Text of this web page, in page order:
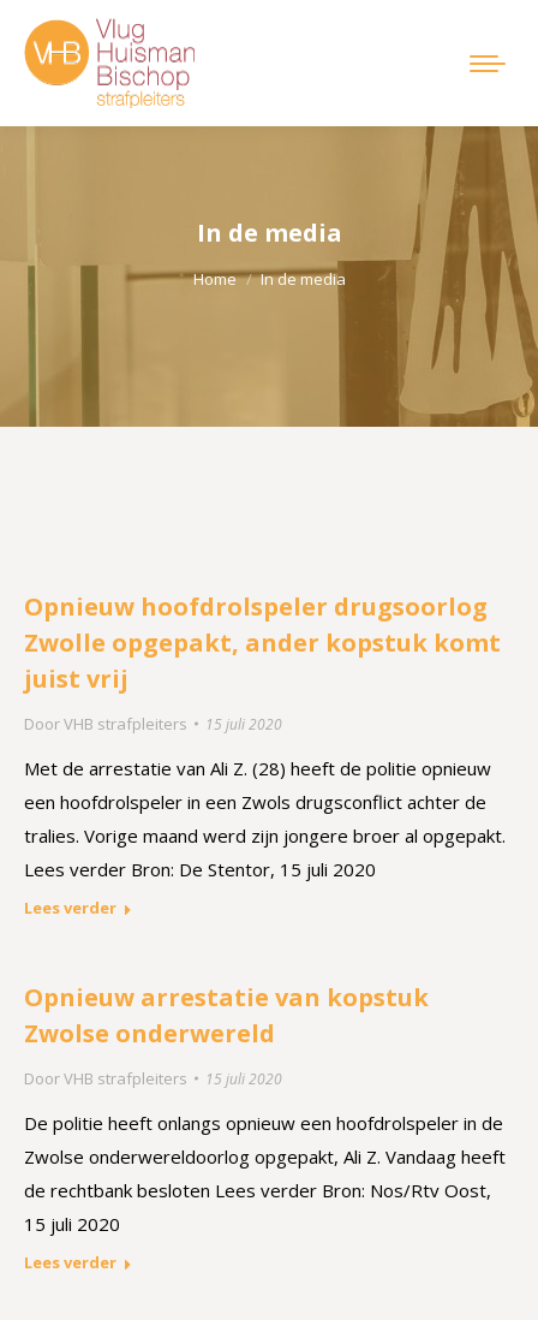
In de media
Home In de media
Opnieuw hoofdrolspeler drugsoorlog
Zwolle opgepakt, ander kopstuk komt
juist vrij
DoorVHB strafpleiters 15 juli 2020
Met de arrestatie van Ali Z. (28) heeft de politie opnieuw
een hoofdrolspeler in een Zwols drugsconflict achter de
tralies. Vorige maand werd zijn jongere broer al opgepakt.
Lees verder Bron: De Stentor, 15 juli 2020
Lees verder
Opnieuw arrestatie van kopstuk
Zwolse onderwereld
DoorVHB strafpleiters 15 juli 2020
De politie heeft onlangs opnieuw een hoofdrolspeler in de
Zwolse onderwereldoorlog opgepakt, Ali Z. Vandaag heeft
de rechtbank besloten Lees verder Bron: Nos/Rtv Oost,
15 juli 2020
Lees verder